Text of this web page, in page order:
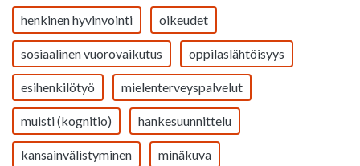
henkinen hyvinvointi oikeudet
sosiaalinen vuorovaikutus oppilaslähtöisyys
esihenkilötyö mielenterveyspalvelut
muisti (kognitio) hankesuunnittelu
kansainvälistyminen minäkuva